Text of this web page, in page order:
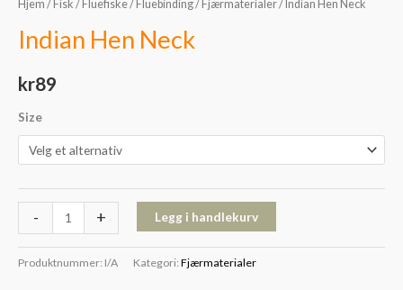
Hjem / Fisk / Fluefiske/ Fluebinding/ Fjærmaterialer/ Indian Hen Neck
Indian Hen Neck
kr89
Size
- + Legg i handlekurv
Produktnummer: I/A Kategori: Fjærmaterialer